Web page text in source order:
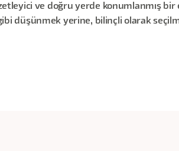
ve doğru yerde konumlanmış
düşünmek yerine, bilinçli olarak